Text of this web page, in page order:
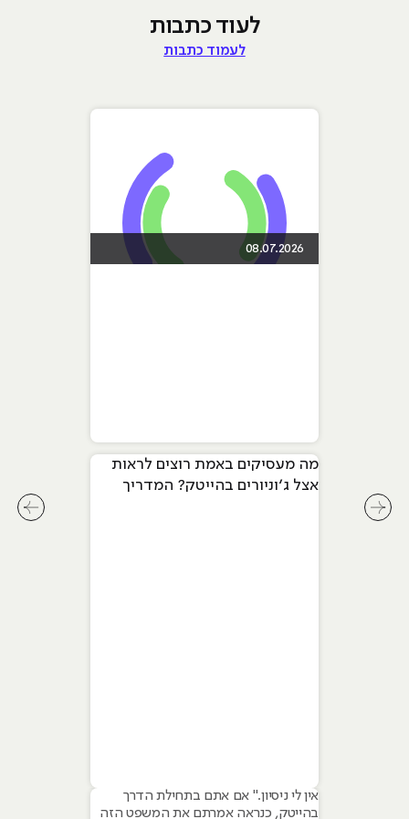
לעוד כתבות
לעמוד כתבות
08.07.2026
מה מעסיקים באמת רוצים לראות
אצל ג׳וניורים בהייטק? המדריך
אין לי ניסיון." אם אתם בתחילת הדרך
בהייטק, כנראה אמרתם את המשפט הזה
לחץ לחץ לשיקופית קודמת בסליידר מאמרים